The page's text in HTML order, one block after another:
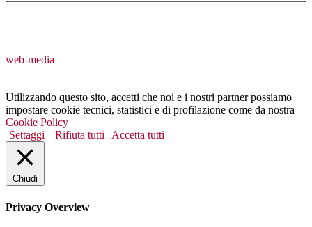
web-media
Utilizzando questo sito, accetti che noi e i nostri partner possiamo
impostare cookie tecnici, statistici e di profilazione come da nostra
Cookie Policy
Settaggi
Rifiuta tutti Accetta tutti
Chiudi
Privacy Overview